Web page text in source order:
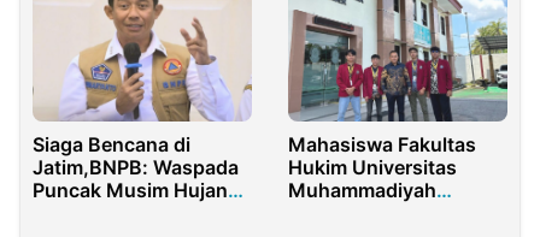
Siaga Bencana di
Jatim,BNPB: Waspada
Puncak Musim Hujan
Mahasiswa Fakultas
Hukim Universitas
Muhammadiyah